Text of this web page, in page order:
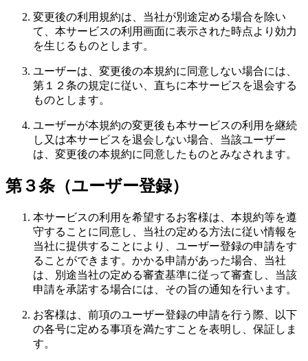
変更後の利用規約は、当社が別途定める場合を除い
て、本サービスの利用画面に表示された時点より効力
を生じるものとします。
ユーザーは、変更後の本規約に同意しない場合には、
第１２条の規定に従い、直ちに本サービスを退会する
ものとします。
ユーザーが本規約の変更後も本サービスの利用を継続
し又は本サービスを退会しない場合、当該ユーザー
は、変更後の本規約に同意したものとみなされます。
第３条（ユーザー登録）
本サービスの利用を希望するお客様は、本規約等を遵
守することに同意し、当社の定める方法に従い情報を
当社に提供することにより、ユーザー登録の申請をす
ることができます。かかる申請があった場合、当社
は、別途当社の定める審査基準に従って審査し、当該
申請を承諾する場合には、その旨の通知を行います。
お客様は、前項のユーザー登録の申請を行う際、以下
の各号に定める事項を満たすことを表明し、保証しま
す。